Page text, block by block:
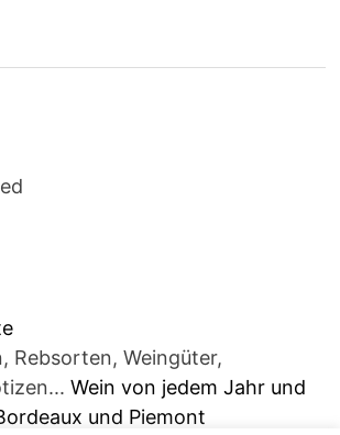
Rebsorten, Weingüter,
Wein von jedem Jahr und
und Piemont